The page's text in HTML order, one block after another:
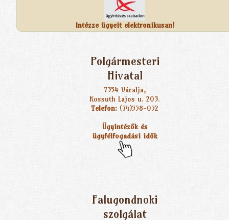
Intézze ügyeit elektronikusan!
Polgármesteri
Hivatal
7354 Váralja,
Kossuth Lajos u. 203.
Telefon: (74)558-052
Ügyintézők és
ügyfélfogadási idők
Falugondnoki
szolgálat